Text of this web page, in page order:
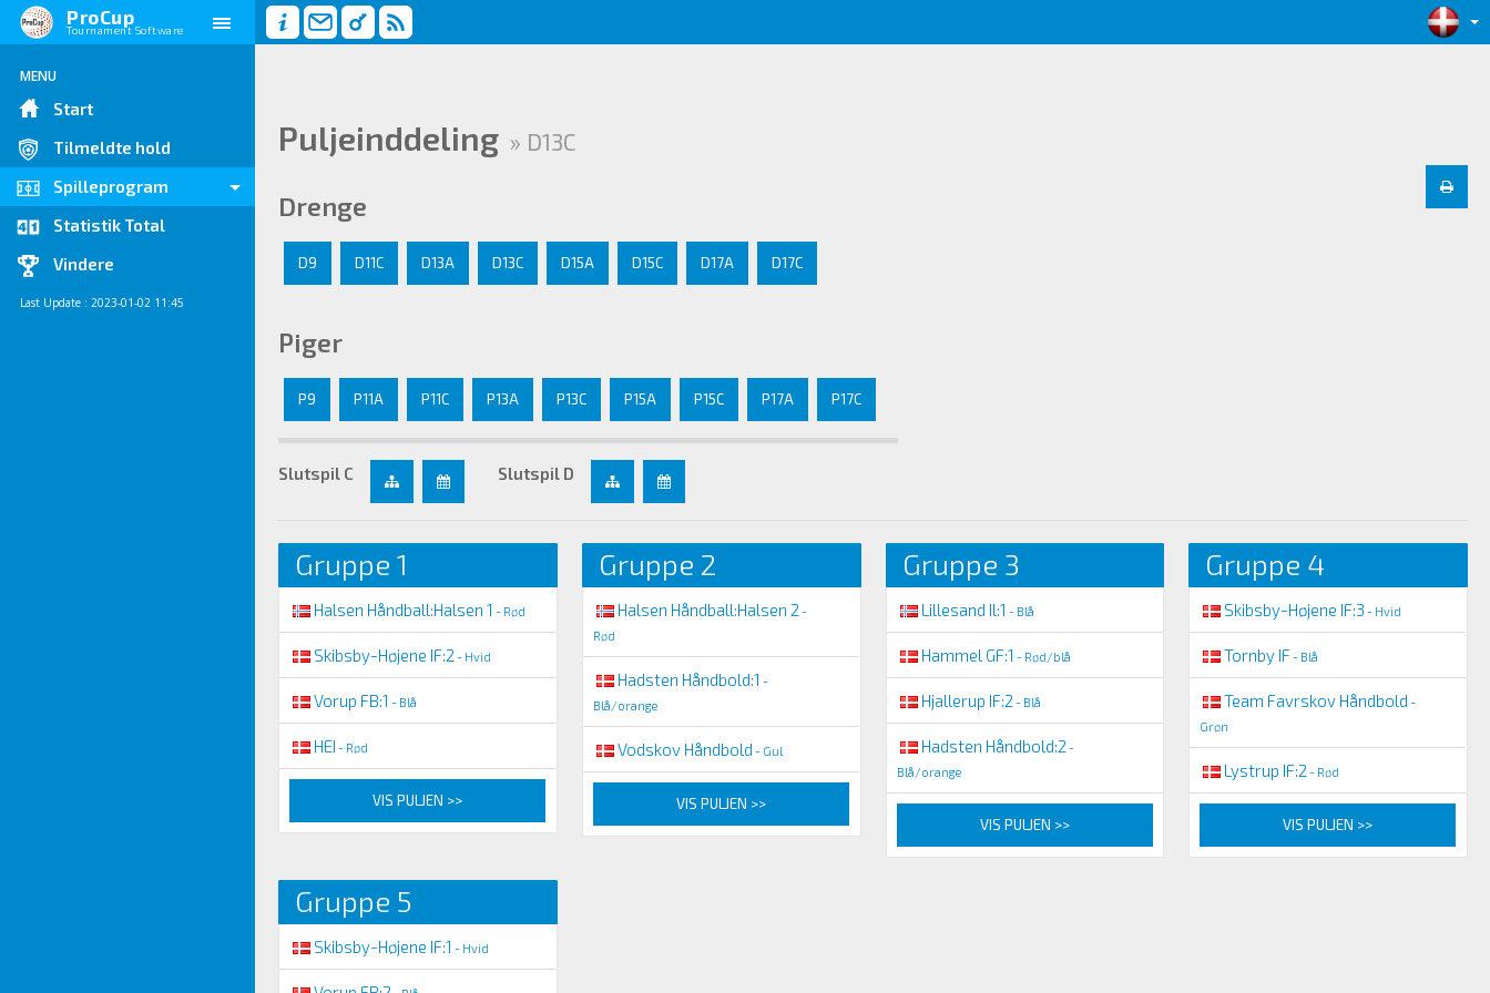
ProCup
Tournament Software
MENU
Start
Tilmeldte hold
Spilleprogram
Statistik Total
Vindere
Last Update : 2023-01-02 11:45
Puljeinddeling » D13C
Drenge
D9 D11C D13A D13C D15A D15C D17A D17C
Piger
P9 P11A P11C P13A P13C P15A P15C P17A P17C
Slutspil C Slutspil D
Gruppe 1
Halsen Håndball:Halsen 1 - Rød
Skibsby-Højene IF:2 - Hvid
Vorup FB:1 - Blå
HEI - Rød
VIS PULJEN >>
Gruppe 2
Halsen Håndball:Halsen 2 -
Rød
Hadsten Håndbold:1 -
Blå/orange
Vodskov Håndbold - Gul
VIS PULJEN >>
Gruppe 3
Lillesand Il:1 - Blå
Hammel GF:1 - Rød/blå
Hjallerup IF:2 - Blå
Hadsten Håndbold:2 -
Blå/orange
VIS PULJEN >>
Gruppe 4
Skibsby-Højene IF:3 - Hvid
Tornby IF- Blå
Team Favrskov Håndbold -
Grøn
Lystrup IF:2 - Rød
VIS PULJEN >>
Gruppe 5
Skibsby-Højene IF:1 - Hvid